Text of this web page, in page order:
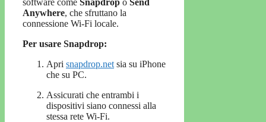
Anywhere, che sfruttano la
connessione Wi-Fi locale.
Per usare Snapdrop:
Apri snapdrop.net sia su iPhone
che su PC.
Assicurati che entrambi i
dispositivi siano connessi alla
stessa rete Wi-Fi.